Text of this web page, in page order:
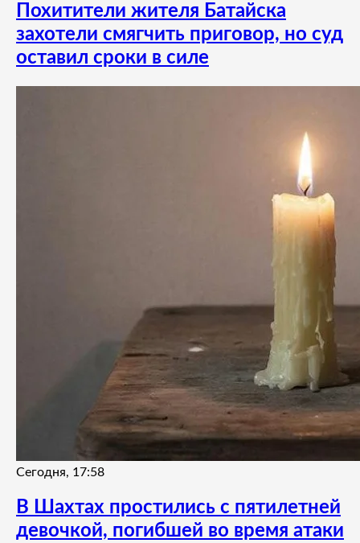
Похитители жителя Батайска
захотели смягчить приговор, но суд
оставил сроки в силе
Сегодня, 17:58
В Шахтах простились с пятилетней
девочкой, погибшей во время атаки